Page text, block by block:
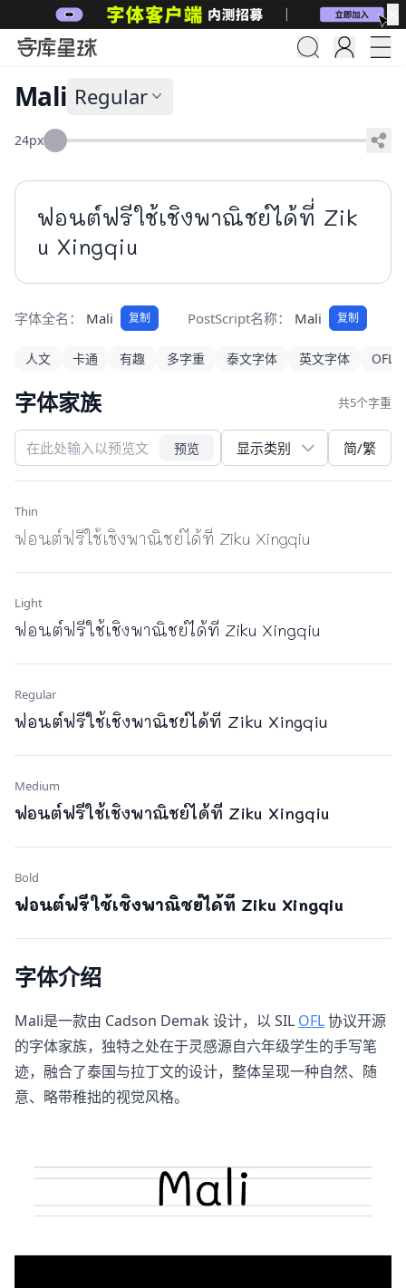
Mali​ Regular
24px
ฟอนต์ฟรีใช้เชิงพาณิชย์ได้ที่ Zik
u Xingqiu
字体全名： Mali​ 复制 PostScript名称： Mali 复制
人文 卡通 有趣 多字重 泰文字体 英文字体 OFL
字体家族 共5个字重
预览 简/繁
Thin
ฟอนต์ฟรีใช้เชิงพาณิชย์ได้ที่ Ziku Xingqiu
Light
ฟอนต์ฟรีใช้เชิงพาณิชย์ได้ที่ Ziku Xingqiu
Regular
ฟอนต์ฟรีใช้เชิงพาณิชย์ได้ที่ Ziku Xingqiu
Medium
ฟอนต์ฟรีใช้เชิงพาณิชย์ได้ที่ Ziku Xingqiu
Bold
ฟอนต์ฟรีใช้เชิงพาณิชย์ได้ที่ Ziku Xingqiu
字体介绍
Mali​是一款由 Cadson Demak 设计，以 SIL OFL协议开源
的字体家族，独特之处在于灵感源自六年级学生的手写笔
迹，融合了泰国与拉丁文的设计，整体呈现一种自然、随
意、略带稚拙的视觉风格。